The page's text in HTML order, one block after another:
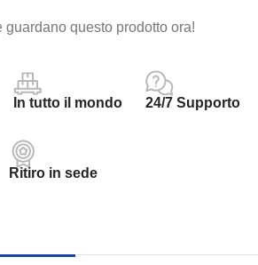
guardano questo prodotto ora!
In tutto il mondo 24/7 Supporto
Ritiro in sede